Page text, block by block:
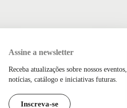
Assine a newsletter
Receba atualizações sobre nossos eventos,
notícias, catálogo e iniciativas futuras.
Inscreva-se